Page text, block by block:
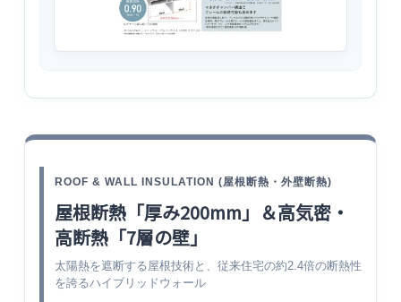
ROOF & WALL INSULATION (屋根断熱・外壁断熱)
屋根断熱「厚み200mm」＆高気密・
高断熱「7層の壁」
太陽熱を遮断する屋根技術と、従来住宅の約2.4倍の断熱性
を誇るハイブリッドウォール